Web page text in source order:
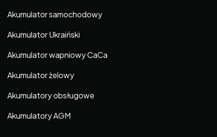
Akumulator samochodowy
Akumulator Ukraiński
Akumulator wapniowy CaCa
Akumulator żelowy
Akumulatory obsługowe
Akumulatory AGM